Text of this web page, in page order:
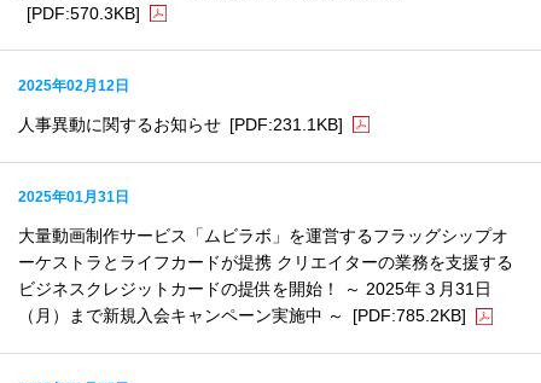
[PDF:570.3KB]
2025年02月12日
人事異動に関するお知らせ [PDF:231.1KB]
2025年01月31日
大量動画制作サービス「ムビラボ」を運営するフラッグシップオ
ーケストラとライフカードが提携 クリエイターの業務を支援する
ビジネスクレジットカードの提供を開始！ ～ 2025年３月31日
（月）まで新規入会キャンペーン実施中 ～
[PDF:785.2KB]